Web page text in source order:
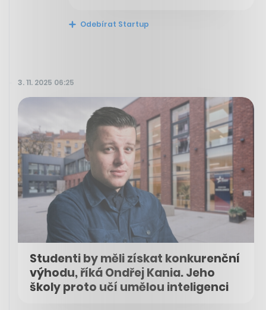
Odebírat Startup
3. 11. 2025 06:25
Studenti by měli získat konkurenční
výhodu, říká Ondřej Kania. Jeho
školy proto učí umělou inteligenci